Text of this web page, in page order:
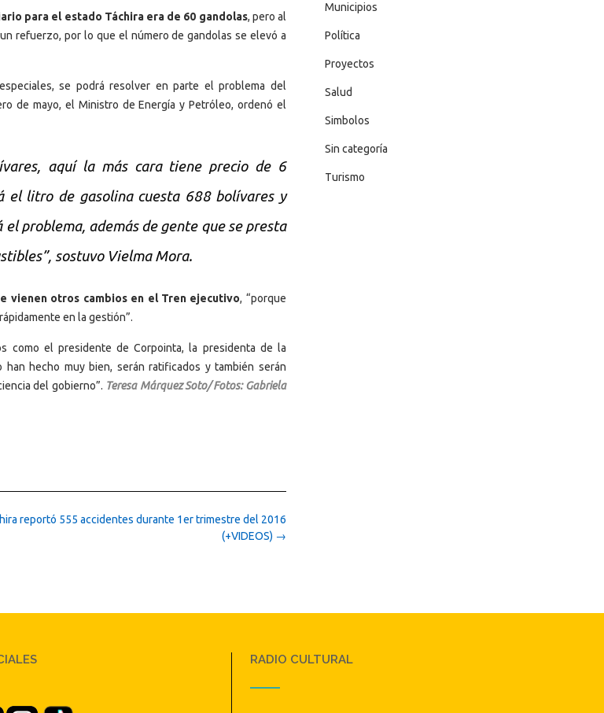
para el estado Táchira era de 60 gandolas, pero al
refuerzo, por lo que el número de gandolas se elevó a
se podrá resolver en parte el problema del
de mayo, el Ministro de Energía y Petróleo, ordenó el
aquí la más cara tiene precio de 6
litro de gasolina cuesta 688 bolívares y
problema, además de gente que se presta
sostuvo Vielma Mora.
vienen otros cambios en el Tren ejecutivo, “porque
en la gestión”.
como el presidente de Corpointa, la presidenta de la
hecho muy bien, serán ratificados y también serán
del gobierno”. Teresa Márquez Soto/ Fotos: Gabriela
reportó 555 accidentes durante 1er trimestre del 2016
(+VIDEOS) →
Municipios
Política
Proyectos
Salud
Simbolos
Sin categoría
Turismo
RADIO CULTURAL